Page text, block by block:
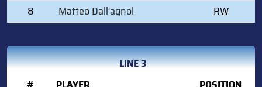
8
Matteo Dall'agnol RW
LINE 3